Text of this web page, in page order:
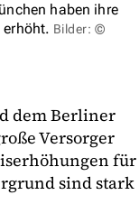
haben ihre
erhöht. Bilder: ©
dem Berliner
Versorger
für
sind stark